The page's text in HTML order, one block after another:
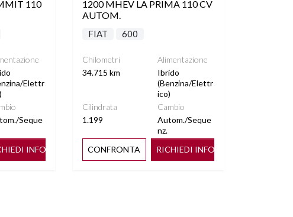
110
Elettr
Seque
INFO
1200 MHEV LA PRIMA 110 CV
AUTOM.
FIAT 600
Chilometri
34.715 km
Alimentazione
Ibrido
(Benzina/Elettr
ico)
Cilindrata
1.199
Cambio
Autom./Seque
nz.
CONFRONTA
RICHIEDI INFO